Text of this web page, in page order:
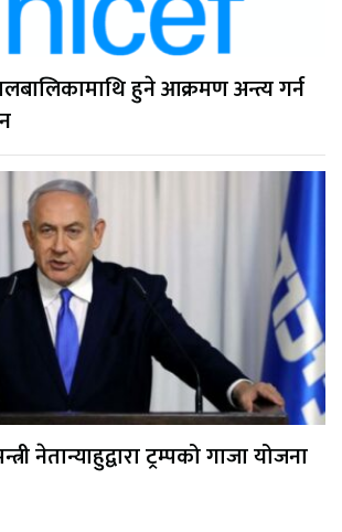
हुने आक्रमण अन्त्य गर्न
नेतान्याहुद्वारा ट्रम्पको गाजा योजना